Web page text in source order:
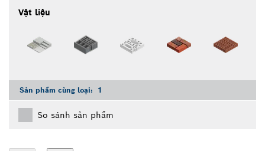
Vật liệu
Sản phẩm cùng loại: 1
So sánh sản phẩm